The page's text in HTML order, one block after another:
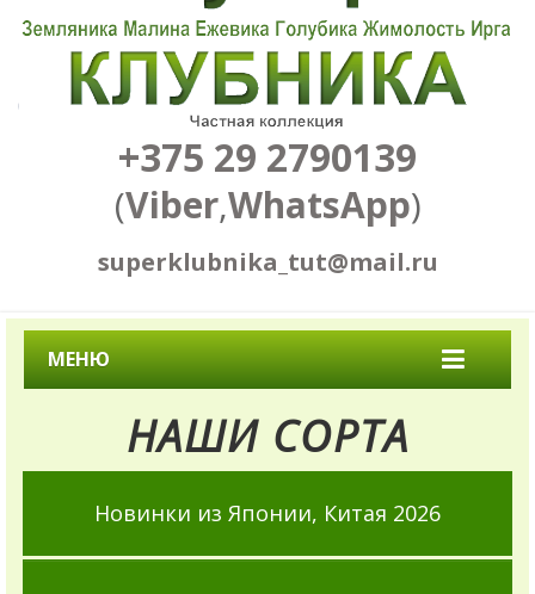
+375 29 2790139
(Viber,WhatsApp)
superklubnika_tut@mail.ru
МЕНЮ
НАШИ СОРТА
Новинки из Японии, Китая 2026